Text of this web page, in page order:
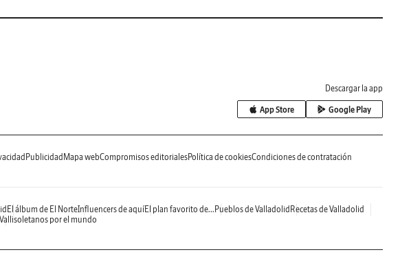
Descargar la app
App Store Google Play
Publicidad Mapa webCompromisos editorialesPolítica de cookiesCondiciones de contratación
El álbum de El NorteInfluencers de aquíEl plan favorito de... Pueblos de Valladolid Recetas de Valladolid
por el mundo